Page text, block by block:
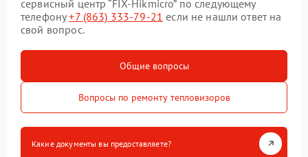
сервисный центр “FIX-Hikmicro” по следующему
телефону+7 (863) 333-79-21 если не нашли ответ на
свой вопрос.
Общие вопросы
Вопросы по ремонту тепловизоров
Какие документы вы предоставляете?